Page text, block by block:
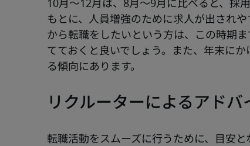
10月～12月は、8月～9月に比べると、採
もとに、人員増強のために求人が出され
から転職をしたいという方は、この時期
てておくと良いでしょう。また、年末に
る傾向にあります。
リクルーターによるアドバ
転職活動をスムーズに行うために、目安